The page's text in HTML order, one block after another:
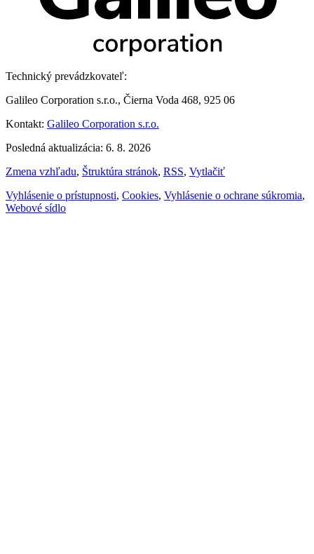
Technický prevádzkovateľ:
Galileo Corporation s.r.o., Čierna Voda 468, 925 06
Kontakt: Galileo Corporation s.r.o.
Posledná aktualizácia: 6. 8. 2026
Zmena vzhľadu, Štruktúra stránok, RSS, Vytlačiť
Vyhlásenie o prístupnosti, Cookies, Vyhlásenie o ochrane súkromia,
Webové sídlo